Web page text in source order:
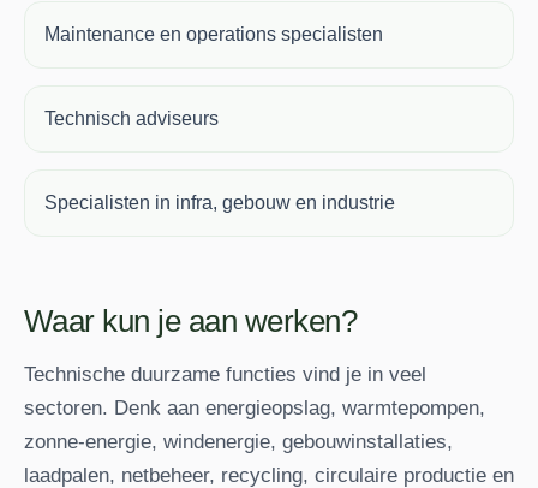
Maintenance en operations specialisten
Technisch adviseurs
Specialisten in infra, gebouw en industrie
Waar kun je aan werken?
Technische duurzame functies vind je in veel
sectoren. Denk aan energieopslag, warmtepompen,
zonne-energie, windenergie, gebouwinstallaties,
laadpalen, netbeheer, recycling, circulaire productie en